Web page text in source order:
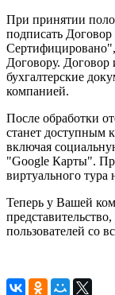
При принятии
подписать
Сертифицировано",
Договору. Договор
бухгалтерские
компанией.
После обработки
станет доступным
включая
"Google Карты".
виртуального тура
Теперь у Вашей
пользователей со